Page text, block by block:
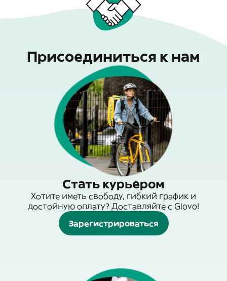
Присоединиться к нам
Стать курьером
Хотите иметь свободу, гибкий график и
достойную оплату? Доставляйте с Glovo!
Зарегистрироваться